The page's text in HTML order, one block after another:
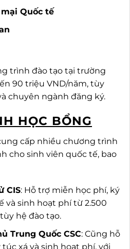
Quốc tế
trình đào tạo tại trường
90 triệu VND/năm, tùy
chuyên ngành đăng ký.
HỌC BỔNG
cấp nhiều chương trình
cho sinh viên quốc tế, bao
CIS: Hỗ trợ miễn học phí, ký
và sinh hoạt phí từ 2.500
hệ đào tạo.
Trung Quốc CSC: Cũng hỗ
xá và sinh hoạt phí, với